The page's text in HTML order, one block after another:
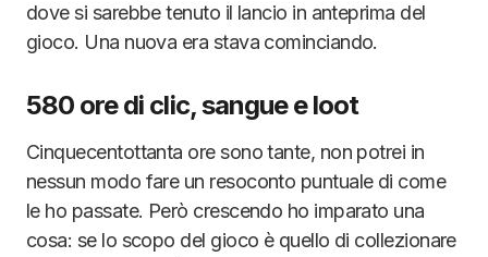
dove si sarebbe tenuto il lancio in anteprima del
gioco. Una nuova era stava cominciando.
580 ore di clic, sangue e loot
Cinquecentottanta ore sono tante, non potrei in
nessun modo fare un resoconto puntuale di come
le ho passate. Però crescendo ho imparato una
cosa: se lo scopo del gioco è quello di collezionare